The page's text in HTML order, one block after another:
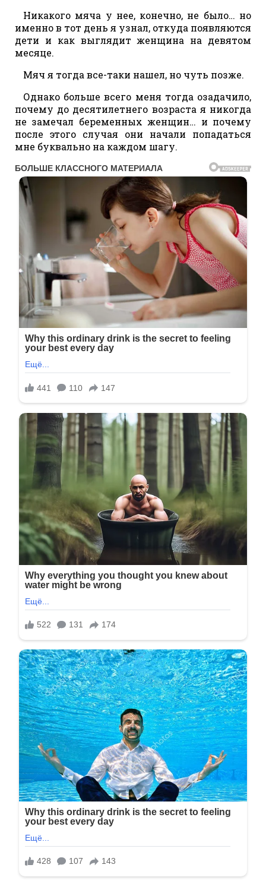
Никакого мяча у нее, конечно, не было… но
именно в тот день я узнал, откуда появляются
дети и как выглядит женщина на девятом
месяце.
Мяч я тогда все-таки нашел, но чуть позже.
Однако больше всего меня тогда озадачило,
почему до десятилетнего возраста я никогда
не замечал беременных женщин… и почему
после этого случая они начали попадаться
мне буквально на каждом шагу.